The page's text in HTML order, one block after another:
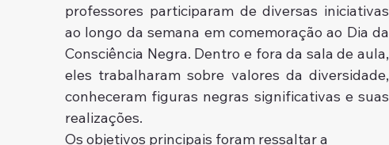
professores participaram de diversas iniciativas
ao longo da semana em comemoração ao Dia da
Consciência Negra. Dentro e fora da sala de aula,
eles trabalharam sobre valores da diversidade,
conheceram figuras negras significativas e suas
realizações.
Os objetivos principais foram ressaltar a